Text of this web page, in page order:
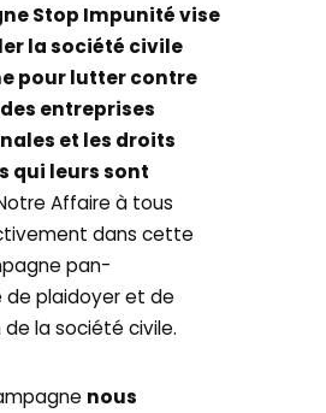
Stop Impunité vise
la société civile
pour lutter contre
entreprises
et les droits
qui leurs sont
Affaire à tous
dans cette
pan-
de plaidoyer et de
la société civile.
nous